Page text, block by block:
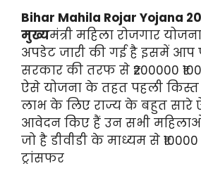
Bihar Mahila Rojar Yojana
मुख्यमंत्री महिला रोजगार
अपडेट जारी की गई है इसमें आप
सरकार की तरफ से ₹200000
ऐसे योजना के तहत पहली किस्त
लाभ के लिए राज्य के बहुत सारे
आवेदन किए हैं उन सभी
जो है डीवीडी के माध्यम से
ट्रांसफर